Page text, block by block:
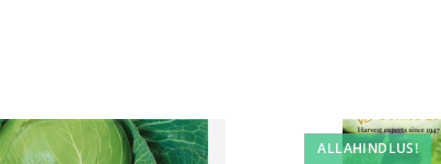
ALLAHINDLUS!